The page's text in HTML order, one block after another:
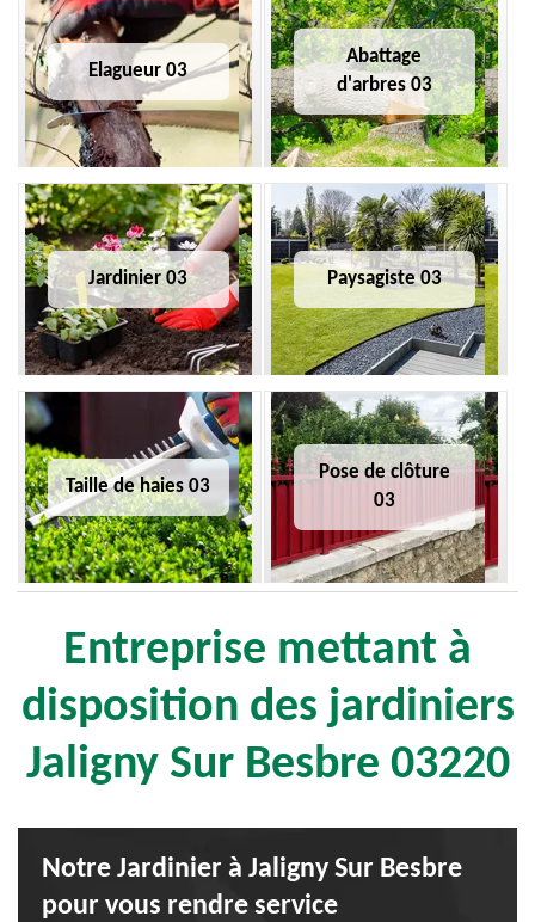
Elagueur 03
Abattage
d'arbres 03
Jardinier 03 Paysagiste 03
Taille de haies 03
Pose de clôture
03
Entreprise mettant à
disposition des jardiniers
Jaligny Sur Besbre 03220
Notre Jardinier à Jaligny Sur Besbre
pour vous rendre service